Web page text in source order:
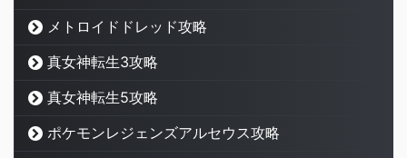
メトロイドドレッド攻略
真女神転生3攻略
真女神転生5攻略
ポケモンレジェンズアルセウス攻略